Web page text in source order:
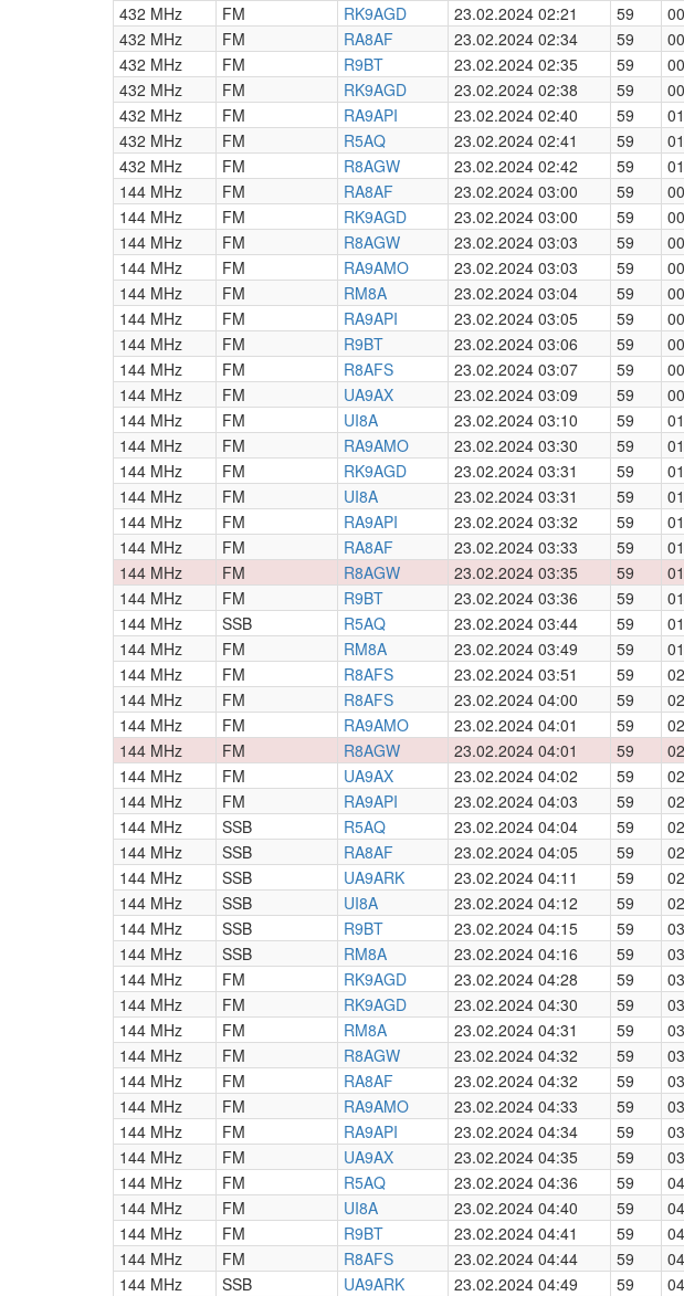
432 MHz
FM RK9AGD 23.02.2024 02:21 59
432 MHz
FM RA8AF 23.02.2024 02:34 59
432 MHz
FM R9BT 23.02.2024 02:35 59
432 MHz
FM RK9AGD 23.02.2024 02:38 59
432 MHz
FM RA9API 23.02.2024 02:40 59
432 MHz
FM R5AQ 23.02.2024 02:41 59
432 MHz
FM R8AGW 23.02.2024 02:42 59
144 MHz
FM RA8AF 23.02.2024 03:00 59
144 MHz
FM RK9AGD 23.02.2024 03:00 59
144 MHz
FM R8AGW 23.02.2024 03:03 59
144 MHz
FM RA9AMO 23.02.2024 03:03 59
144 MHz
FM RM8A 23.02.2024 03:04 59
144 MHz
FM RA9API 23.02.2024 03:05 59
144 MHz
FM R9BT 23.02.2024 03:06 59
144 MHz
FM R8AFS 23.02.2024 03:07 59
144 MHz
FM UA9AX 23.02.2024 03:09 59
144 MHz
FM UI8A 23.02.2024 03:10 59
144 MHz
FM RA9AMO 23.02.2024 03:30 59
144 MHz
FM RK9AGD 23.02.2024 03:31 59
144 MHz
FM UI8A 23.02.2024 03:31 59
144 MHz
FM RA9API 23.02.2024 03:32 59
144 MHz
FM RA8AF 23.02.2024 03:33 59
144 MHz
FM R8AGW 23.02.2024 03:35 59
144 MHz
FM R9BT 23.02.2024 03:36 59
144 MHz
SSB R5AQ 23.02.2024 03:44 59
144 MHz
FM RM8A 23.02.2024 03:49 59
144 MHz
FM R8AFS 23.02.2024 03:51 59
144 MHz
FM R8AFS 23.02.2024 04:00 59
144 MHz
FM RA9AMO 23.02.2024 04:01 59
144 MHz
FM R8AGW 23.02.2024 04:01 59
144 MHz
FM UA9AX 23.02.2024 04:02 59
144 MHz
FM RA9API 23.02.2024 04:03 59
144 MHz
SSB R5AQ 23.02.2024 04:04 59
144 MHz
SSB RA8AF 23.02.2024 04:05 59
144 MHz
SSB UA9ARK 23.02.2024 04:11 59
144 MHz
SSB UI8A 23.02.2024 04:12 59
144 MHz
SSB R9BT 23.02.2024 04:15 59
144 MHz
SSB RM8A 23.02.2024 04:16 59
144 MHz
FM RK9AGD 23.02.2024 04:28 59
144 MHz
FM RK9AGD 23.02.2024 04:30 59
144 MHz
FM RM8A 23.02.2024 04:31 59
144 MHz
FM R8AGW 23.02.2024 04:32 59
144 MHz
FM RA8AF 23.02.2024 04:32 59
144 MHz
FM RA9AMO 23.02.2024 04:33 59
144 MHz
FM RA9API 23.02.2024 04:34 59
144 MHz
FM UA9AX 23.02.2024 04:35 59
144 MHz
FM R5AQ 23.02.2024 04:36 59
144 MHz
FM UI8A 23.02.2024 04:40 59
144 MHz
FM R9BT 23.02.2024 04:41 59
144 MHz
FM R8AFS 23.02.2024 04:44 59
144 MHz
SSB UA9ARK 23.02.2024 04:49 59